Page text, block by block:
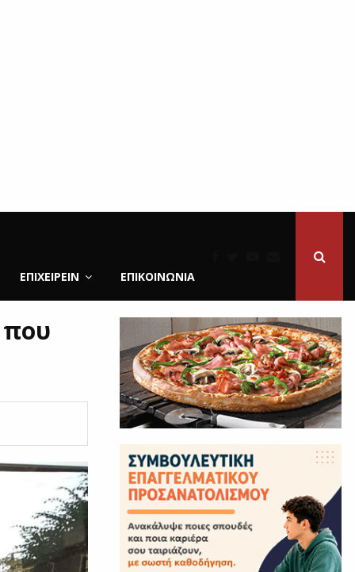
ΕΠΙΧΕΙΡΕΙΝ ΕΠΙΚΟΙΝΩΝΊΑ
που